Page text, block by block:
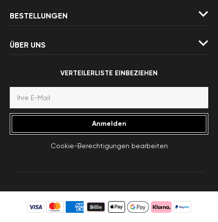
BESTELLUNGEN
ÜBER UNS
VERTEILERLISTE EINBEZIEHEN
Anmelden
Cookie-Berechtigungen bearbeiten